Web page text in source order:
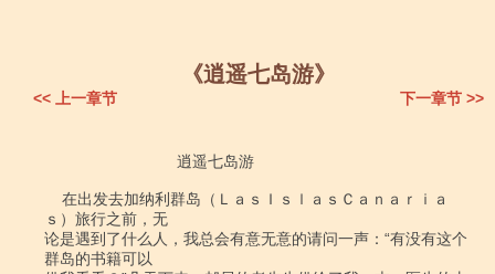
《逍遥七岛游》
<< 上一章节 下一章节 >>